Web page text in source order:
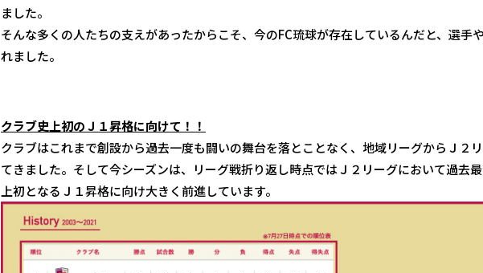
ました。
そんな多くの人たちの支えがあったからこそ、今のFC琉球が存在しているんだと、選手
れました。
クラブ史上初のＪ１昇格に向けて！！
クラブはこれまで創設から過去一度も闘いの舞台を落とことなく、地域リーグからＪ２
てきました。そして今シーズンは、リーグ戦折り返し時点ではＪ２リーグにおいて過去
上初となるＪ１昇格に向け大きく前進しています。